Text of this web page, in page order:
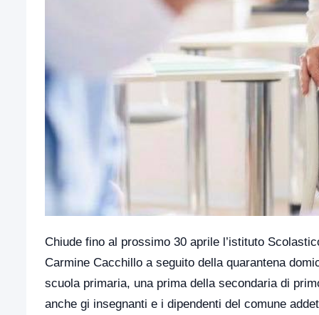
Chiude fino al prossimo 30 aprile l’istituto
Carmine Cacchillo a seguito della quarantena
scuola primaria, una prima della secondaria di
anche gi insegnanti e i dipendenti del comune